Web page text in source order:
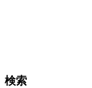
検索